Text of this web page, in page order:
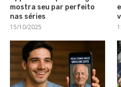
mostra seu par perfeito
nas séries
15/10/2025